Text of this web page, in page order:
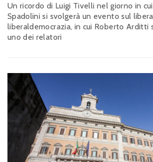
Un ricordo di Luigi Tivelli nel giorno in
Spadolini si svolgerà un evento sul
liberaldemocrazia, in cui Roberto Arditti
uno dei relatori